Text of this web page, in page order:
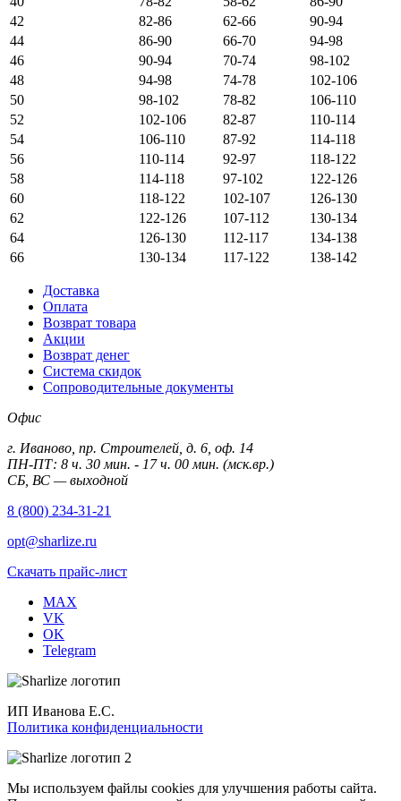
42
82-86 62-66
90-94
44
86-90 66-70
94-98
46
90-94 70-74
98-102
48
94-98 74-78
102-106
50
98-102 78-82
106-110
52
102-106 82-87
110-114
54
106-110 87-92
114-118
56
110-114 92-97
118-122
58
114-118 97-102
122-126
60
118-122 102-107
126-130
62
122-126 107-112
130-134
64
126-130 112-117
134-138
66
130-134 117-122 138-142
Доставка
Оплата
Возврат товара
Акции
Возврат денег
Система скидок
Сопроводительные документы
Офис
г. Иваново, пр. Строителей, д. 6, оф. 14
ПН-ПТ: 8 ч. 30 мин. - 17 ч. 00 мин. (мск.вр.)
СБ, ВС — выходной
8 (800) 234-31-21
opt@sharlize.ru
Скачать прайс-лист
MAX
VK
OK
Telegram
ИП Иванова Е.С.
Политика конфиденциальности
Мы используем файлы cookies для улучшения работы сайта.